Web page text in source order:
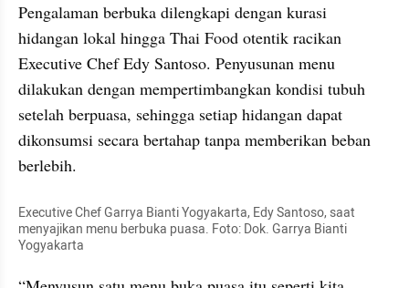
Pengalaman berbuka dilengkapi dengan kurasi
hidangan lokal hingga Thai Food otentik racikan
Executive Chef Edy Santoso. Penyusunan menu
dilakukan dengan mempertimbangkan kondisi tubuh
setelah berpuasa, sehingga setiap hidangan dapat
dikonsumsi secara bertahap tanpa memberikan beban
berlebih.
Executive Chef Garrya Bianti Yogyakarta, Edy Santoso, saat
menyajikan menu berbuka puasa. Foto: Dok. Garrya Bianti
Yogyakarta